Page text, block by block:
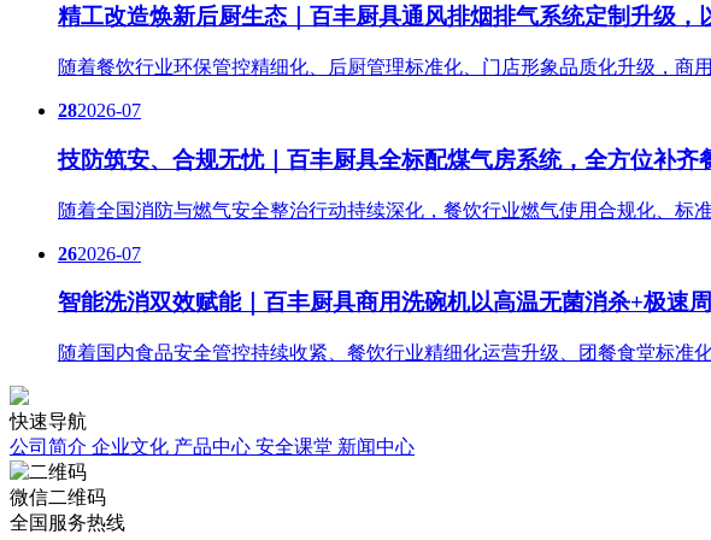
精工改造焕新后厨生态｜百丰厨具通风排烟排气系统定制升级
随着餐饮行业环保管控精细化、后厨管理标准化、门店形象品质化升级，
282026-07
技防筑安、合规无忧｜百丰厨具全标配煤气房系统，全方位补齐
随着全国消防与燃气安全整治行动持续深化，餐饮行业燃气使用合规化、
262026-07
智能洗消双效赋能｜百丰厨具商用洗碗机以高温无菌消杀+极速
随着国内食品安全管控持续收紧、餐饮行业精细化运营升级、团餐食堂标
快速导航
公司简介 企业文化 产品中心 安全课堂 新闻中心
微信二维码
全国服务热线